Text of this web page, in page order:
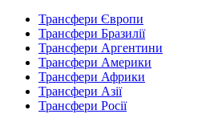
Трансфери Європи
Трансфери Бразилії
Трансфери Аргентини
Трансфери Америки
Трансфери Африки
Трансфери Азії
Трансфери Росії